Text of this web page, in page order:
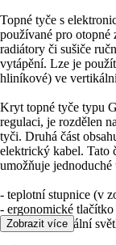
Topné tyče s
používané pro otopné
radiátory či sušiče
vytápění. Lze je
hliníkové) ve
Kryt topné tyče typu
regulaci, je rozdělen
tyči. Druhá část
elektrický kabel. Tato
umožňuje
- teplotní stupnice (v
- ergonomické tlačítko
- kruhové signální
Zobrazit více